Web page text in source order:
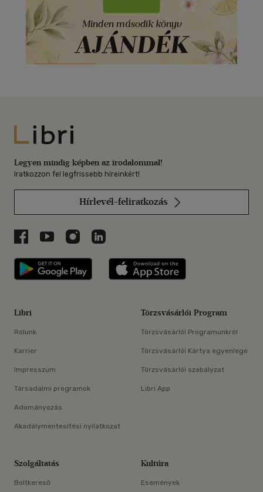
Libri
Legyen mindig képben az irodalommal!
Iratkozzon fel legfrissebb híreinkért!
Hírlevél-feliratkozás
Libri a Facebookon
Libri a Youtube-on
Libri az Instagramon
Libri a LinkedInen
Libri applikáció Szerezd meg: Google
Libri
Rólunk
Karrier
Impresszum
Társadalmi programok
Adományozás
Akadálymentesítési nyilatkozat
Törzsvásárlói Program
Törzsvásárlói Programunkról
Törzsvásárlói Kártya egyenlege
Törzsvásárlói szabályzat
Libri App
Szolgáltatás
Boltkereső
Kultúra
Események